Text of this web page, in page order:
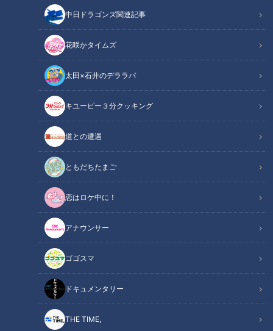
中日ドラゴンズ関連記事
花咲かタイムズ
太田×石井のデララバ
キユーピー３分クッキング
道との遭遇
ともだちたまご
恋はロケ中に！
アナウンサー
ゴゴスマ
ドキュメンタリー
THE TIME,
CBCテレビ：画像『キユーピー3分クッキング』
この記事の画像
この記事を見たあなたへのおすすめ